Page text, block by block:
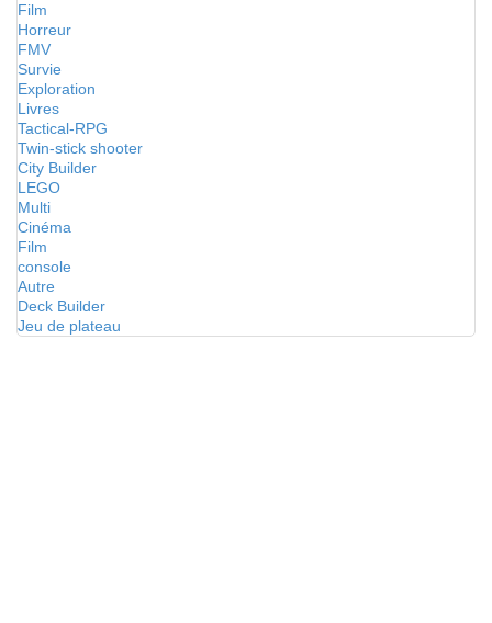
Film
Horreur
FMV
Survie
Exploration
Livres
Tactical-RPG
Twin-stick shooter
City Builder
LEGO
Multi
Cinéma
Film
console
Autre
Deck Builder
Jeu de plateau